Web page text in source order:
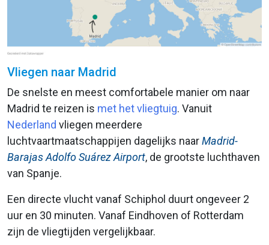
Vliegen naar Madrid
De snelste en meest comfortabele manier om naar
Madrid te reizen is met het vliegtuig. Vanuit
Nederland vliegen meerdere
luchtvaartmaatschappijen dagelijks naarMadrid-
Barajas Adolfo Suárez Airport, de grootste luchthaven
van Spanje.
Een directe vlucht vanaf Schiphol duurt ongeveer 2
uur en 30 minuten. Vanaf Eindhoven of Rotterdam
zijn de vliegtijden vergelijkbaar.